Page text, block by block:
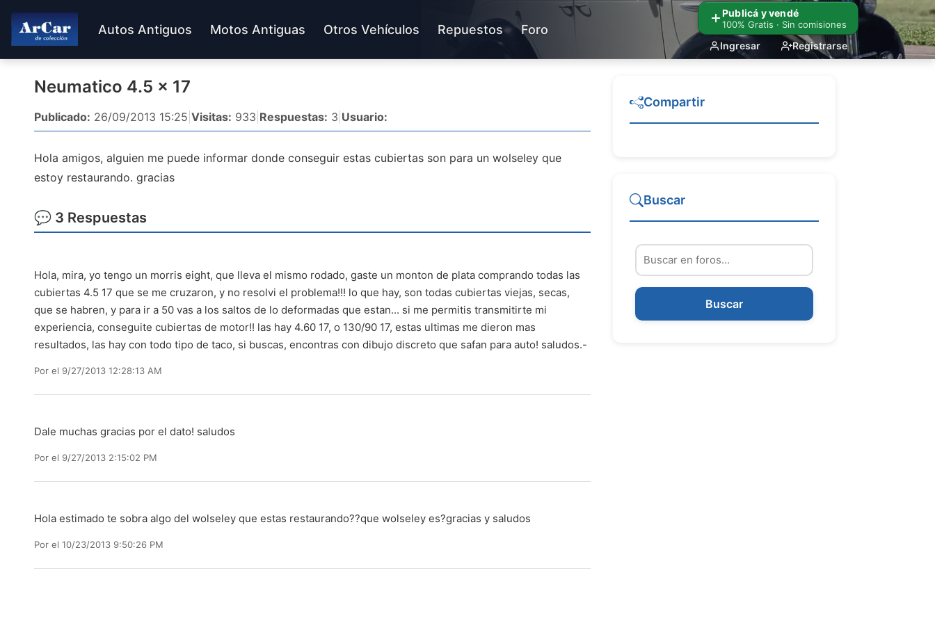
Publicá y vendé
100% Gratis · Sin comisiones
Ingresar Registrarse
Autos Antiguos Motos Antiguas Otros Vehículos Repuestos Foro
Neumatico 4.5 x 17
Publicado: 26/09/2013 15:25 Visitas: 933 Respuestas: 3 Usuario:
Hola amigos, alguien me puede informar donde conseguir estas cubiertas son para un wolseley que
estoy restaurando. gracias
💬 3 Respuestas
Hola, mira, yo tengo un morris eight, que lleva el mismo rodado, gaste un monton de plata comprando todas las
cubiertas 4.5 17 que se me cruzaron, y no resolvi el problema!!! lo que hay, son todas cubiertas viejas, secas,
que se habren, y para ir a 50 vas a los saltos de lo deformadas que estan... si me permitis transmitirte mi
experiencia, conseguite cubiertas de motor!! las hay 4.60 17, o 130/90 17, estas ultimas me dieron mas
resultados, las hay con todo tipo de taco, si buscas, encontras con dibujo discreto que safan para auto! saludos.-
Por el 9/27/2013 12:28:13 AM
Dale muchas gracias por el dato! saludos
Por el 9/27/2013 2:15:02 PM
Hola estimado te sobra algo del wolseley que estas restaurando??que wolseley es?gracias y saludos
Por el 10/23/2013 9:50:26 PM
Compartir
Buscar
Buscar